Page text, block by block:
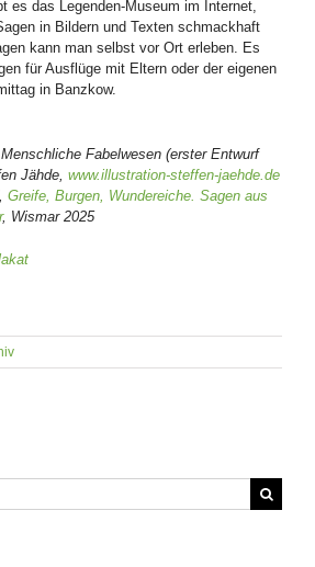
es das Legenden-Museum im Internet,
in Bildern und Texten schmackhaft
kann man selbst vor Ort erleben. Es
für Ausflüge mit Eltern oder der eigenen
in Banzkow.
Fabelwesen (erster Entwurf
Jähde, www.illustration-steffen-jaehde.de
Greife, Burgen, Wundereiche. Sagen aus
, Wismar 2025